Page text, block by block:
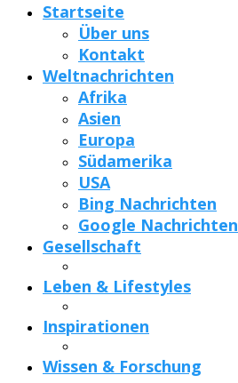
Startseite
Über uns
Kontakt
Weltnachrichten
Afrika
Asien
Europa
Südamerika
USA
Bing Nachrichten
Google Nachrichten
Gesellschaft
Leben & Lifestyles
Inspirationen
Wissen & Forschung